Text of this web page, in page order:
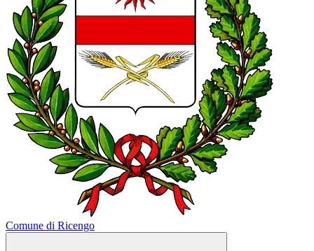
Comune di Ricengo